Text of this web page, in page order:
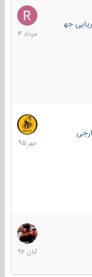
جهان
16
مرداد
1404
27
مهر
1395
22
آبان
1392